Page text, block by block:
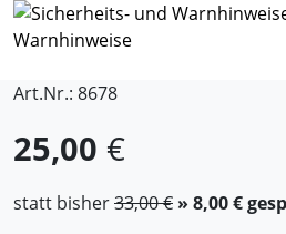
Warnhinweise
Art.Nr.: 8678
25,00 €
statt bisher33,00 € » 8,00 €